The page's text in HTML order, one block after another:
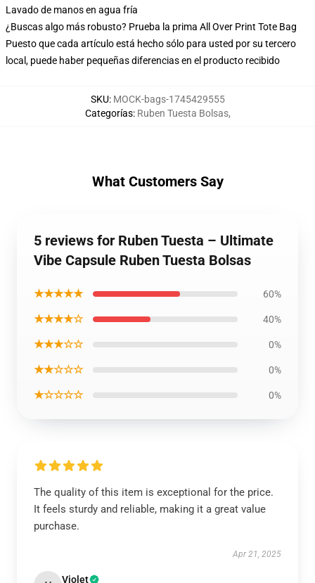
Lavado de manos en agua fría
¿Buscas algo más robusto? Prueba la prima All Over Print Tote Bag
Puesto que cada artículo está hecho sólo para usted por su tercero
local, puede haber pequeñas diferencias en el producto recibido
SKU: MOCK-bags-1745429555
Categorías: Ruben Tuesta Bolsas,
What Customers Say
5 reviews for Ruben Tuesta – Ultimate
Vibe Capsule Ruben Tuesta Bolsas
★★★★★ 60%
★★★★☆ 40%
★★★☆☆ 0%
★★☆☆☆ 0%
★☆☆☆☆ 0%
The quality of this item is exceptional for the price.
It feels sturdy and reliable, making it a great value
purchase.
Apr 21, 2025
Violet